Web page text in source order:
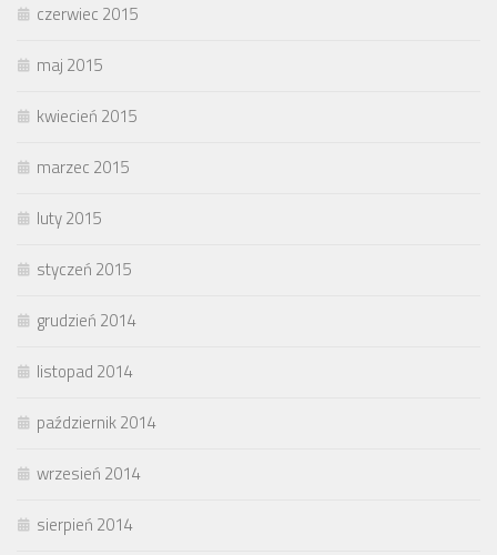
czerwiec 2015
maj 2015
kwiecień 2015
marzec 2015
luty 2015
styczeń 2015
grudzień 2014
listopad 2014
październik 2014
wrzesień 2014
sierpień 2014